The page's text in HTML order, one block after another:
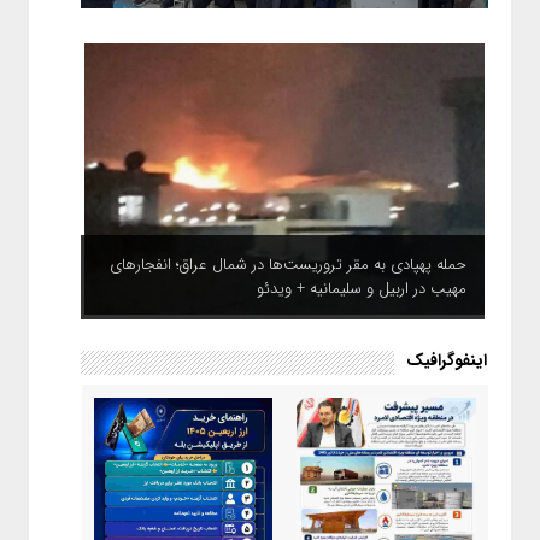
حمله پهپادی به مقر تروریست‌ها در شمال عراق؛ انفجارهای
مهیب در اربیل و سلیمانیه + ویدئو
اینفوگرافیک